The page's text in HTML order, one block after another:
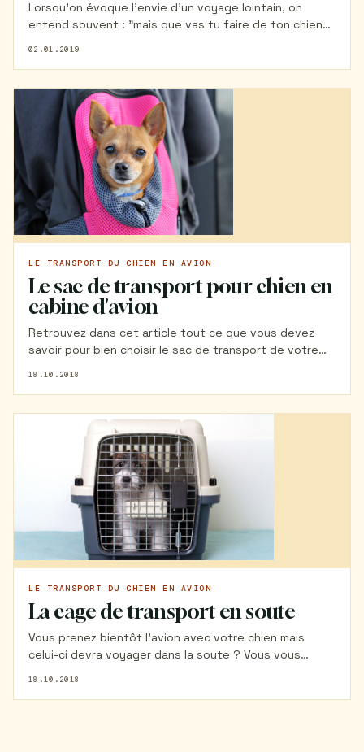
Lorsqu'on évoque l'envie d'un voyage lointain, on
entend souvent : "mais que vas tu faire de ton chien
quel est le prix d'un billet d'avion pour chien, alors cet
article vous aidera à y voir plus clair.
02.01.2019
LE TRANSPORT DU CHIEN EN AVION
Le sac de transport pour chien en
cabine d'avion
Retrouvez dans cet article tout ce que vous devez
savoir pour bien choisir le sac de transport de votre
18.10.2018
LE TRANSPORT DU CHIEN EN AVION
La cage de transport en soute
Vous prenez bientôt l'avion avec votre chien mais
celui-ci devra voyager dans la soute ? Vous vous
18.10.2018